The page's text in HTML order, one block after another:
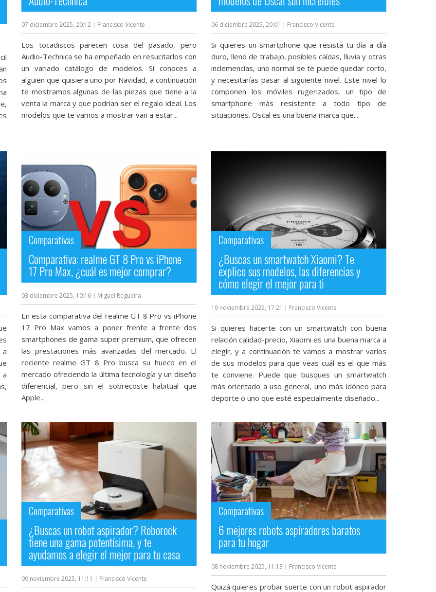
07 diciembre 2025, 20:12 | Francisco Vicente
Los tocadiscos parecen cosa del pasado, pero
Audio-Technica se ha empeñado en resucitarlos con
un variado catálogo de modelos. Si conoces a
alguien que quisiera uno por Navidad, a continuación
te mostramos algunas de las piezas que tiene a la
venta la marca y que podrían ser el regalo ideal. Los
modelos que te vamos a mostrar van a estar...
06 diciembre 2025, 20:01 | Francisco Vicente
Si quieres un smartphone que resista tu día a día
duro, lleno de trabajo, posibles caídas, lluvia y otras
inclemencias, uno normal se te puede quedar corto,
y necesitarías pasar al siguiente nivel. Este nivel lo
componen los móviles rugerizados, un tipo de
smartphone más resistente a todo tipo de
situaciones. Oscal es una buena marca que...
a
a
Comparativas
Comparativa: realme GT 8 Pro vs iPhone
17 Pro Max, ¿cuál es mejor comprar?
03 diciembre 2025, 10:16 | Miguel Regueira
En esta comparativa del realme GT 8 Pro vs iPhone
17 Pro Max vamos a poner frente a frente dos
smartphones de gama super premium, que ofrecen
las prestaciones más avanzadas del mercado. El
reciente realme GT 8 Pro busca su hueco en el
mercado ofreciendo la última tecnología y un diseño
diferencial, pero sin el sobrecoste habitual que
Apple...
Comparativas
¿Buscas un smartwatch Xiaomi? Te
explico sus modelos, las diferencias y
cómo elegir el mejor para ti
19 noviembre 2025, 17:21 | Francisco Vicente
Si quieres hacerte con un smartwatch con buena
relación calidad-precio, Xiaomi es una buena marca a
elegir, y a continuación te vamos a mostrar varios
de sus modelos para que veas cuál es el que más
te conviene. Puede que busques un smartwatch
más orientado a uso general, uno más idóneo para
deporte o uno que esté especialmente diseñado...
Comparativas
¿Buscas un robot aspirador? Roborock
tiene una gama potentísima, y te
ayudamos a elegir el mejor para tu casa
09 noviembre 2025, 11:11 | Francisco Vicente
Comparativas
6 mejores robots aspiradores baratos
para tu hogar
08 noviembre 2025, 11:13 | Francisco Vicente
Quizá quieres probar suerte con un robot aspirador